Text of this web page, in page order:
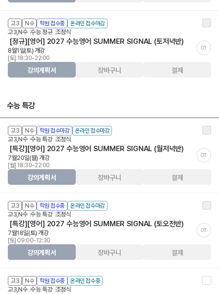
고3 N수 학원 접수중 온라인 접수마감
고3,N수 수능 정규 조정식
[정규][영어] 2027 수능영어 SUMMER SIGNAL (토저녁반)
OT
8월1일(토) 개강
[토] 18:30-22:00
강의계획서 장바구니 결제
수능 특강
고3 N수 학원 접수마감 온라인 접수마감
고3,N수 수능 특강 조정식
[특강][영어] 2027 수능영어 SUMMER SIGNAL (월저녁반)
OT
7월20일(월) 개강
[월] 18:30-22:00
강의계획서 장바구니 결제
고3 N수 학원 접수중 온라인 접수마감
고3,N수 수능 특강 조정식
[특강][영어] 2027 수능영어 SUMMER SIGNAL (토오전반)
OT
7월18일(토) 개강
[토] 09:00-12:30
강의계획서 장바구니 결제
고3 N수 학원 접수중 온라인 접수중
고3,N수 수능 특강 조정식